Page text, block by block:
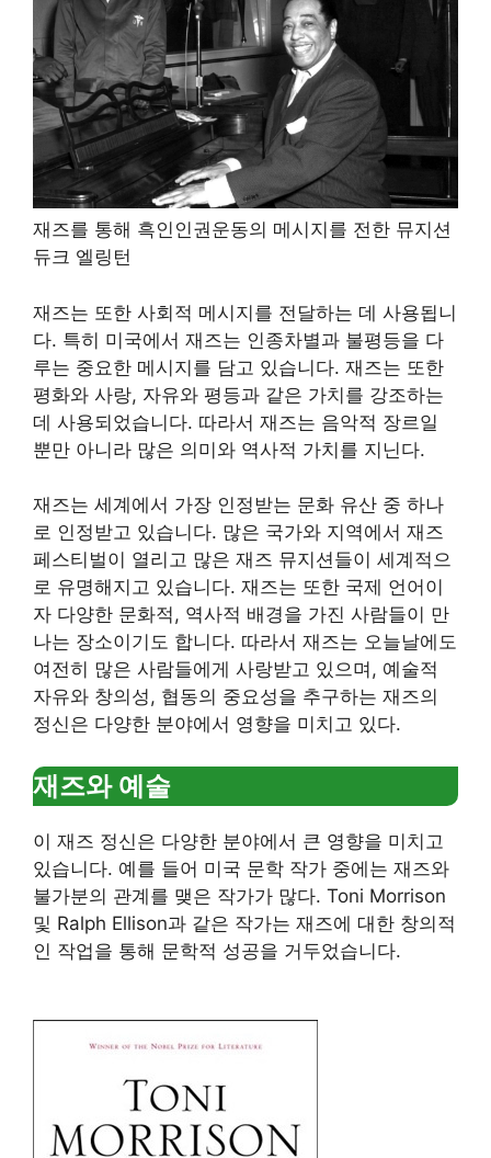
재즈를 통해 흑인인권운동의 메시지를 전한 뮤지션
듀크 엘링턴
재즈는 또한 사회적 메시지를 전달하는 데 사용됩니
다. 특히 미국에서 재즈는 인종차별과 불평등을 다
루는 중요한 메시지를 담고 있습니다. 재즈는 또한
평화와 사랑, 자유와 평등과 같은 가치를 강조하는
데 사용되었습니다. 따라서 재즈는 음악적 장르일
뿐만 아니라 많은 의미와 역사적 가치를 지닌다.
재즈는 세계에서 가장 인정받는 문화 유산 중 하나
로 인정받고 있습니다. 많은 국가와 지역에서 재즈
페스티벌이 열리고 많은 재즈 뮤지션들이 세계적으
로 유명해지고 있습니다. 재즈는 또한 국제 언어이
자 다양한 문화적, 역사적 배경을 가진 사람들이 만
나는 장소이기도 합니다. 따라서 재즈는 오늘날에도
여전히 많은 사람들에게 사랑받고 있으며, 예술적
자유와 창의성, 협동의 중요성을 추구하는 재즈의
정신은 다양한 분야에서 영향을 미치고 있다.
재즈와 예술
이 재즈 정신은 다양한 분야에서 큰 영향을 미치고
있습니다. 예를 들어 미국 문학 작가 중에는 재즈와
불가분의 관계를 맺은 작가가 많다. Toni Morrison
및 Ralph Ellison과 같은 작가는 재즈에 대한 창의적
인 작업을 통해 문학적 성공을 거두었습니다.